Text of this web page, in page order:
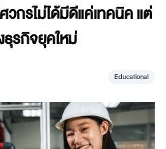
วกรไม่ได้มีดีแค่เทคนิค แต่
ธุรกิจยุคใหม่
Educational